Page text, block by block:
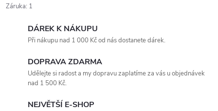
Záruka: 1
DÁREK K NÁKUPU
Při nákupu nad 1 000 Kč od nás dostanete dárek.
DOPRAVA ZDARMA
Udělejte si radost a my dopravu zaplatíme za vás u objednávek
nad 1 500 Kč.
NEJVĚTŠÍ E-SHOP